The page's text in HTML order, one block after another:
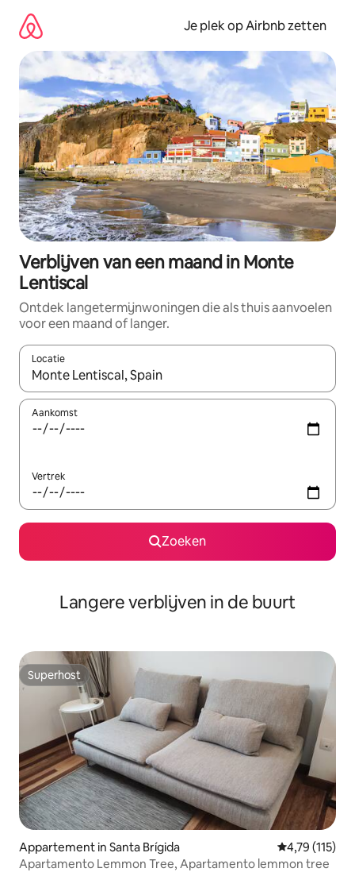
direct
naar
inhoud
Je plek op Airbnb zetten
Verblijven van een maand in Monte
Lentiscal
Ontdek langetermijnwoningen die als thuis aanvoelen
voor een maand of langer.
Locatie
Wanneer er resultaten beschikbaar zijn, maak je een keuze
Aankomst
Vertrek
Zoeken
Langere verblijven in de buurt
Superhost
Superhost
Appartement in Santa Brígida Gemiddelde
4,79 (115)
Apartamento Lemmon Tree, Apartamento lemmon tree